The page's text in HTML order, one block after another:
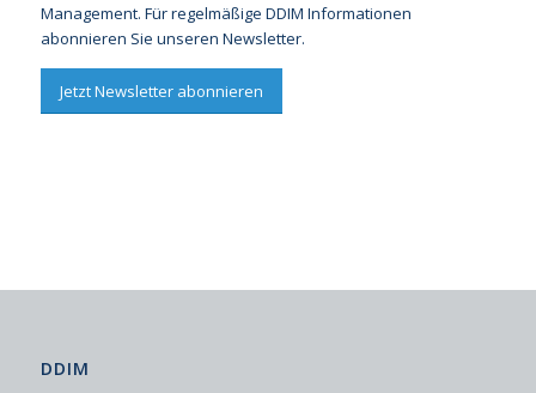
Management. Für regelmäßige DDIM Informationen
abonnieren Sie unseren Newsletter.
Jetzt Newsletter abonnieren
DDIM